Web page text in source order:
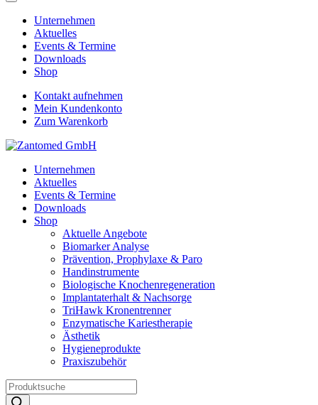
Unternehmen
Aktuelles
Events & Termine
Downloads
Shop
Kontakt aufnehmen
Mein Kundenkonto
Zum Warenkorb
Unternehmen
Aktuelles
Events & Termine
Downloads
Shop
Aktuelle Angebote
Biomarker Analyse
Prävention, Prophylaxe & Paro
Handinstrumente
Biologische Knochenregeneration
Implantaterhalt & Nachsorge
TriHawk Kronentrenner
Enzymatische Kariestherapie
Ästhetik
Hygieneprodukte
Praxiszubehör
Products
search